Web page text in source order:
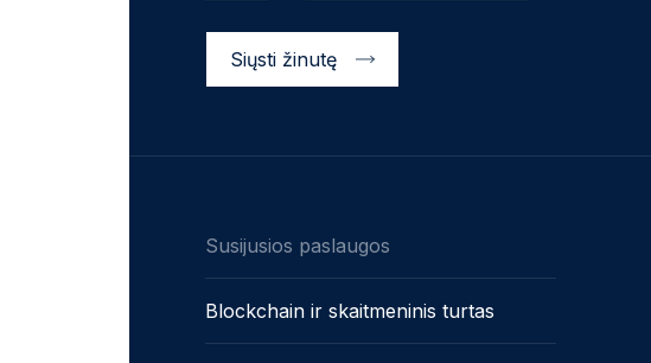
Siųsti žinutę
Susijusios paslaugos
Blockchain ir skaitmeninis turtas